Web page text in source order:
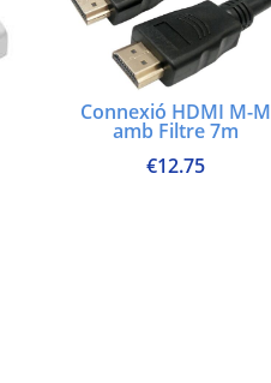
Connexió HDMI M-M
amb Filtre 7m
€12.75